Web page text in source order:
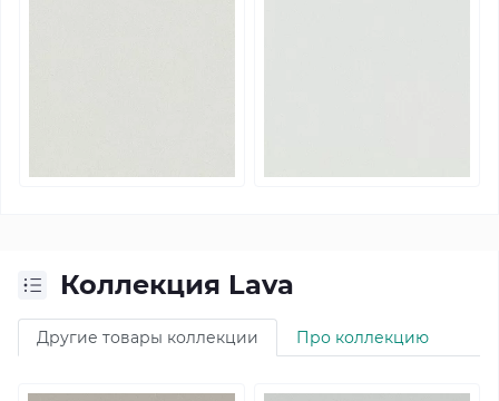
Коллекция Lava
Другие товары коллекции Про коллекцию